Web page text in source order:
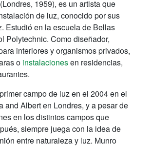
1959), es un artista que
de luz, conocido por sus
. Estudió en la escuela de Bellas
Polytechnic. Como diseñador,
interiores y organismos privados,
o instalacionesen residencias,
campo de luz en el 2004 en el
and Albert en Londres, y a pesar de
en los distintos campos que
siempre juega con la idea de
entre naturaleza y luz. Munro